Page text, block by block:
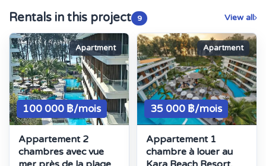
Rentals in this project 9 View all
Apartment
100 000 ฿/mois
Appartement 2
chambres avec vue
Apartment
35 000 ฿/mois
Appartement 1
chambre à louer au